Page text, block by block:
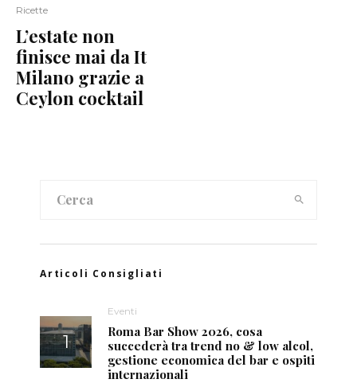
Ricette
L’estate non
finisce mai da It
Milano grazie a
Ceylon cocktail
Articoli Consigliati
Eventi
Roma Bar Show 2026, cosa
succederà tra trend no & low alcol,
gestione economica del bar e ospiti
internazionali